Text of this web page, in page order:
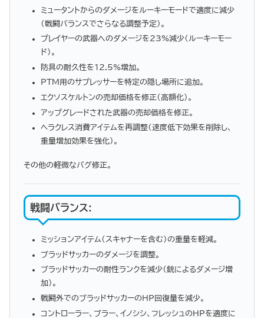
ミュータントからのダメージをルーキーモードで適度に減少
（戦闘バランスでさらなる調整予定）。
プレイヤーの武器へのダメージを23%減少（ルーキーモー
ド）。
防具の耐久性を12.5%増加。
PTM用のサプレッサーを特定の隠し場所に追加。
エクソスケルトンの売却価格を修正（高額化）。
アップグレードされた武器の売却価格を修正。
ヘラクレス消費アイテムを再調整（速度低下効果を削除し、
重量増加効果を強化）。
その他の軽微なバグ修正。
戦闘バランス:
ミッションアイテム（スキャナーを含む）の重量を軽減。
ブラッドサッカーのダメージを調整。
ブラッドサッカーの耐性ランクを減少（銃によるダメージ増
加）。
戦闘外でのブラッドサッカーのHP回復量を減少。
コントローラー、ブラー、イノシシ、フレッシュのHPを適度に